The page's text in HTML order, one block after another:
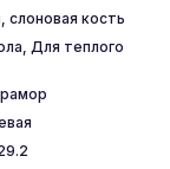
слоновая кость
Для теплого